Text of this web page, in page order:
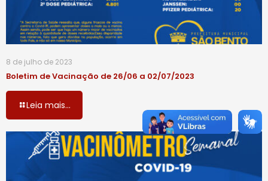
8 de julho de 2023
Boletim de Vacinação de 26/06 a 02/07/2023
Leia mais...